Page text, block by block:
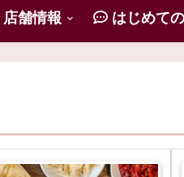
店舗情報 はじめて